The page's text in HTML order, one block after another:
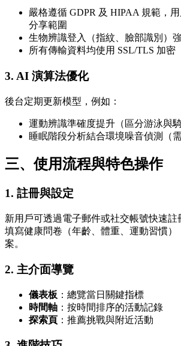
嚴格遵循 GDPR 及 HIPAA 規範，
分享範圍
生物辨識登入（指紋、臉部識別）
所有傳輸資料均使用 SSL/TLS 加密
3. AI 演算法優化
後台定期更新模型，例如：
運動辨識準確度提升（區分游泳與
睡眠階段分析結合環境噪音偵測（
三、使用流程與特色操作
1. 註冊與設定
新用戶可透過電子郵件或社交帳號快速
填寫健康問卷（年齡、體重、運動習慣）
案。
2. 主介面導覽
儀表板 ：總覽當日關鍵指標
時間軸 ：按時間排序的活動記錄
探索頁 ：推薦挑戰與附近活動